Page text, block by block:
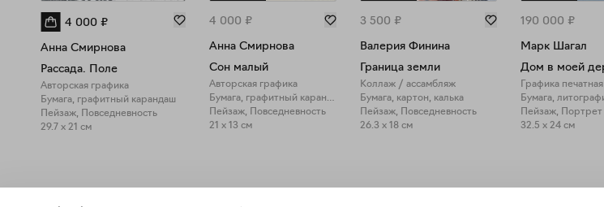
4 000 ₽
Анна Смирнова
Рассада. Поле
Авторская графика
Бумага, графитный карандаш
Пейзаж, Повседневность
29.7 x 21 см
4 000 ₽
Анна Смирнова
Сон малый
Авторская графика
Бумага, графитный карандаш
Пейзаж, Повседневность
21 x 13 см
3 500 ₽
Валерия Финина
Граница земли
Коллаж / ассамбляж
Бумага, картон, калька
Пейзаж, Повседневность
26.3 x 18 см
190 000 ₽
Марк Шагал
Дом в моей
Графика печатная
Бумага,
Пейзаж, Портрет
32.5 x 24 см